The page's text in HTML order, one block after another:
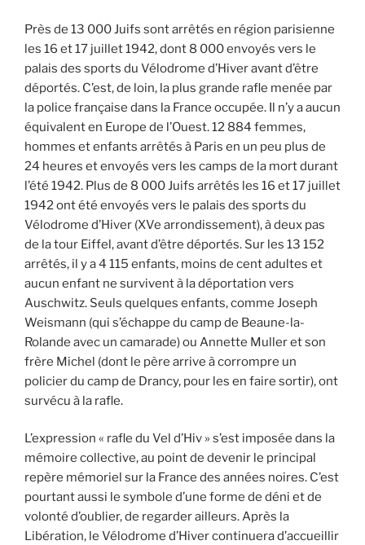
Près de 13 000 Juifs sont arrêtés en région parisienne
les 16 et 17 juillet 1942, dont 8 000 envoyés vers le
palais des sports du Vélodrome d’Hiver avant d’être
déportés. C’est, de loin, la plus grande rafle menée par
la police française dans la France occupée. Il n’y a aucun
équivalent en Europe de l’Ouest. 12 884 femmes,
hommes et enfants arrêtés à Paris en un peu plus de
24 heures et envoyés vers les camps de la mort durant
l’été 1942. Plus de 8 000 Juifs arrêtés les 16 et 17 juillet
1942 ont été envoyés vers le palais des sports du
Vélodrome d’Hiver (XVe arrondissement), à deux pas
de la tour Eiffel, avant d’être déportés. Sur les 13 152
arrêtés, il y a 4 115 enfants, moins de cent adultes et
aucun enfant ne survivent à la déportation vers
Auschwitz. Seuls quelques enfants, comme Joseph
Weismann (qui s’échappe du camp de Beaune-la-
Rolande avec un camarade) ou Annette Muller et son
frère Michel (dont le père arrive à corrompre un
policier du camp de Drancy, pour les en faire sortir), ont
survécu à la rafle.
L’expression « rafle du Vel d’Hiv » s’est imposée dans la
mémoire collective, au point de devenir le principal
repère mémoriel sur la France des années noires. C’est
pourtant aussi le symbole d’une forme de déni et de
volonté d’oublier, de regarder ailleurs. Après la
Libération, le Vélodrome d’Hiver continuera d’accueillir